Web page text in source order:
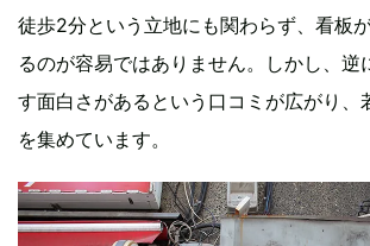
徒歩2分という立地にも関わらず、看板
るのが容易ではありません。しかし、逆
す面白さがあるという口コミが広がり、
を集めています。